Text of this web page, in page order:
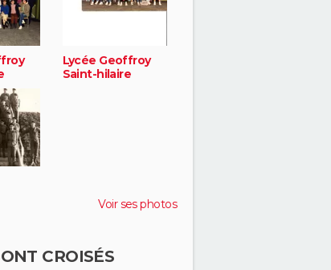
Lycée Geoffroy
Saint-hilaire
Voir ses photos
CROISÉS